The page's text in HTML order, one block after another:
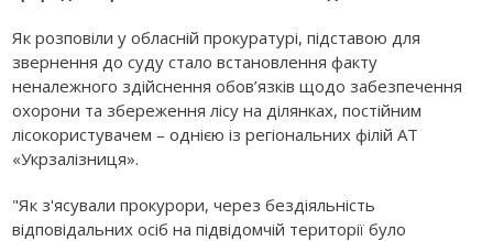
Як розповіли у обласній прокуратурі, підставою для
звернення до суду стало встановлення факту
неналежного здійснення обов’язків щодо забезпечення
охорони та збереження лісу на ділянках, постійним
лісокористувачем – однією із регіональних філій АТ
«Укрзалізниця».
"Як з'ясували прокурори, через бездіяльність
відповідальних осіб на підвідомчій території було